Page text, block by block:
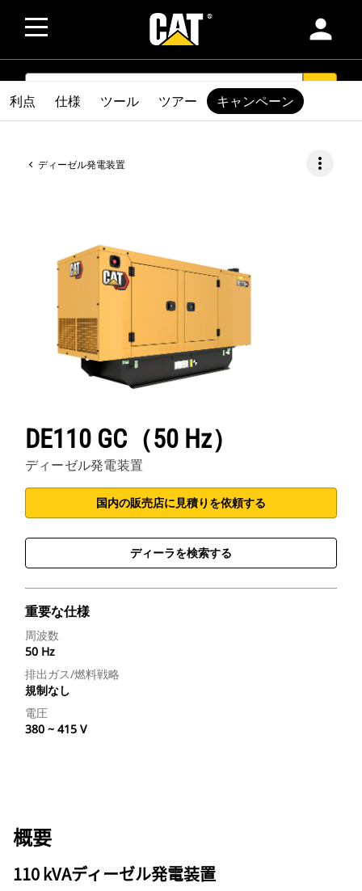
person
SEARCH
ディーゼル発電装置 more_vert
DE110 GC（50 Hz）
ディーゼル発電装置
国内の販売店に見積りを依頼する
ディーラを検索する
重要な仕様
周波数
50 Hz
排出ガス/燃料戦略
規制なし
電圧
380 ~ 415 V
利点 仕様 ツール ツアー キャンペーン
概要
110 kVAディーゼル発電装置